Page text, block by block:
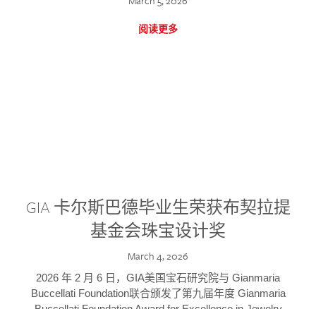
阅读更多
GIA 卡尔斯巴德毕业生荣获布契拉提
基金会珠宝设计奖
March 4, 2026
2026 年 2 月 6 日，GIA美国宝石研究院与 Gianmaria
Buccellati Foundation联合颁发了第九届年度 Gianmaria